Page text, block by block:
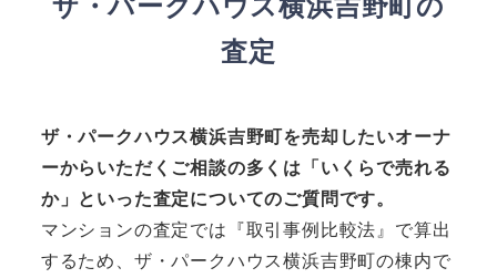
ザ・パークハウス横浜吉野町の
査定
ザ・パークハウス横浜吉野町を売却したいオーナ
ーからいただくご相談の多くは「いくらで売れる
か」といった査定についてのご質問です。
マンションの査定では『取引事例比較法』で算出
するため、ザ・パークハウス横浜吉野町の棟内で